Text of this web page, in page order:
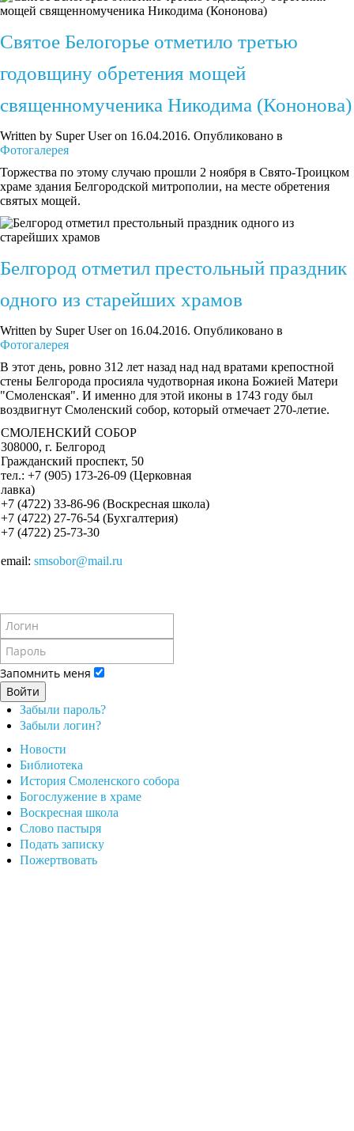
Святое Белогорье отметило третью
годовщину обретения мощей
священномученика Никодима (Кононова)
Written by Super User on 16.04.2016. Опубликовано в
Фотогалерея
Торжества по этому случаю прошли 2 ноября в Свято-Троицком
храме здания Белгородской митрополии, на месте обретения
святых мощей.
Белгород отметил престольный праздник
одного из старейших храмов
Written by Super User on 16.04.2016. Опубликовано в
Фотогалерея
В этот день, ровно 312 лет назад над над вратами крепостной
стены Белгорода просияла чудотворная икона Божией Матери
"Смоленская". И именно для этой иконы в 1743 году был
воздвигнут Смоленский собор, который отмечает 270-летие.
СМОЛЕНСКИЙ СОБОР
308000, г. Белгород
Гражданский проспект, 50
тел.: +7 (905) 173-26-09 (Церковная
лавка)
+7 (4722) 33-86-96 (Воскресная школа)
+7 (4722) 27-76-54 (Бухгалтерия)
+7 (4722) 25-73-30
email: smsobor@mail.ru
Запомнить меня
Войти
Забыли пароль?
Забыли логин?
Новости
Библиотека
История Смоленского собора
Богослужение в храме
Воскресная школа
Слово пастыря
Подать записку
Пожертвовать